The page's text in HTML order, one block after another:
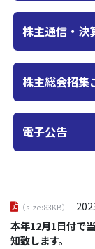
株主通信・ 決
株主総会招集
電子公告
本年12月1日付で
知致します。
（size:83KB）